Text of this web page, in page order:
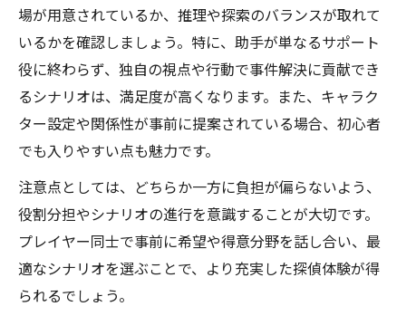
場が用意されているか、推理や探索のバランスが取れて
いるかを確認しましょう。特に、助手が単なるサポート
役に終わらず、独自の視点や行動で事件解決に貢献でき
るシナリオは、満足度が高くなります。また、キャラク
ター設定や関係性が事前に提案されている場合、初心者
でも入りやすい点も魅力です。
注意点としては、どちらか一方に負担が偏らないよう、
役割分担やシナリオの進行を意識することが大切です。
プレイヤー同士で事前に希望や得意分野を話し合い、最
適なシナリオを選ぶことで、より充実した探偵体験が得
られるでしょう。